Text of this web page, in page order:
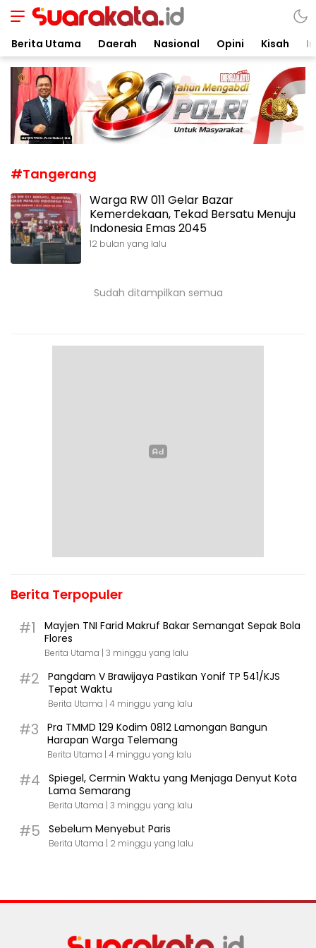
Suarakata.id
Kata Bicara Suara Bergerak
Berita Utama Daerah Nasional Opini Kisah
#Tangerang
Warga RW 011 Gelar Bazar
Kemerdekaan, Tekad Bersatu Menuju
Indonesia Emas 2045
12 bulan yang lalu
Sudah ditampilkan semua
Berita Terpopuler
#1
Mayjen TNI Farid Makruf Bakar Semangat Sepak Bola
Flores
Berita Utama | 3 minggu yang lalu
#2
Pangdam V Brawijaya Pastikan Yonif TP 541/KJS
Tepat Waktu
Berita Utama | 4 minggu yang lalu
#3
Pra TMMD 129 Kodim 0812 Lamongan Bangun
Harapan Warga Telemang
Berita Utama | 4 minggu yang lalu
#4
Spiegel, Cermin Waktu yang Menjaga Denyut Kota
Lama Semarang
Berita Utama | 3 minggu yang lalu
#5 Sebelum Menyebut Paris
Berita Utama | 2 minggu yang lalu